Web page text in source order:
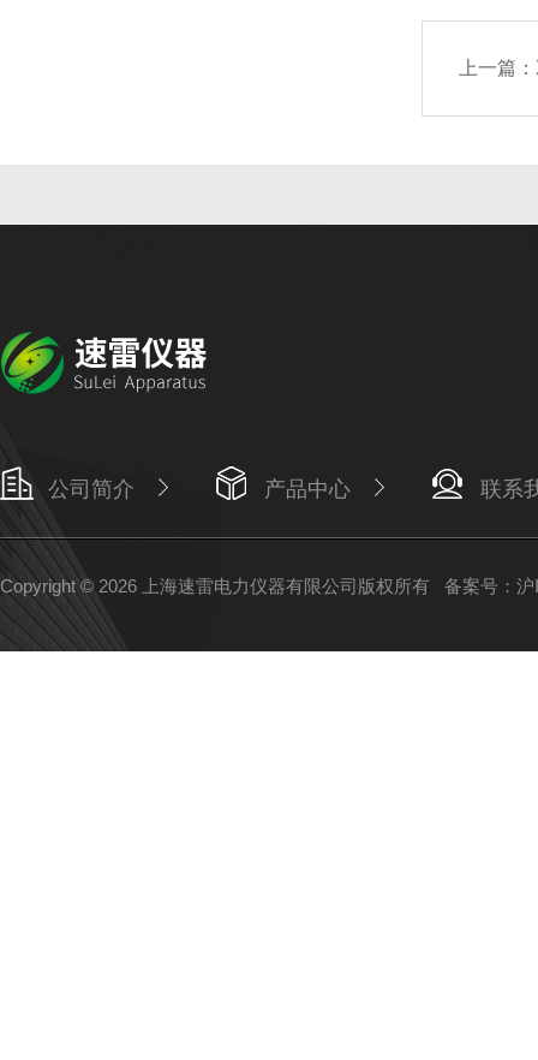
上一篇：
公司简介 产品中心 联系
Copyright © 2026 上海速雷电力仪器有限公司版权所有 备案号：